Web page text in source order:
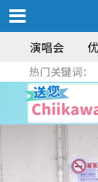
演唱会
热门关键词：